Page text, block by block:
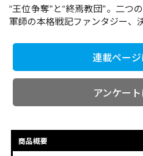
“王位争奪”と“終焉教団”。二つ
軍師の本格戦記ファンタジー、
連載ペー
アンケー
商品概要